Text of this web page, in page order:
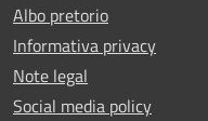
Albo pretorio
Informativa privacy
Note legal
Social media policy